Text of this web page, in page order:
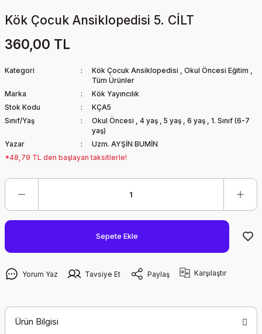
Kök Çocuk Ansiklopedisi 5. CİLT
360,00 TL
Kategori Kök Çocuk Ansiklopedisi , Okul Öncesi Eğitim ,
Tüm Ürünler
Marka
Kök Yayıncılık
Stok Kodu
KÇA5
Sınıf/Yaş
Okul Öncesi , 4 yaş , 5 yaş , 6 yaş , 1. Sınıf (6-7
yaş)
Yazar
Uzm. AYŞİN BUMİN
*48,79 TL den başlayan taksitlerle!
Sepete Ekle
Yorum Yaz Tavsiye Et Paylaş Karşılaştır
Ürün Bilgisi